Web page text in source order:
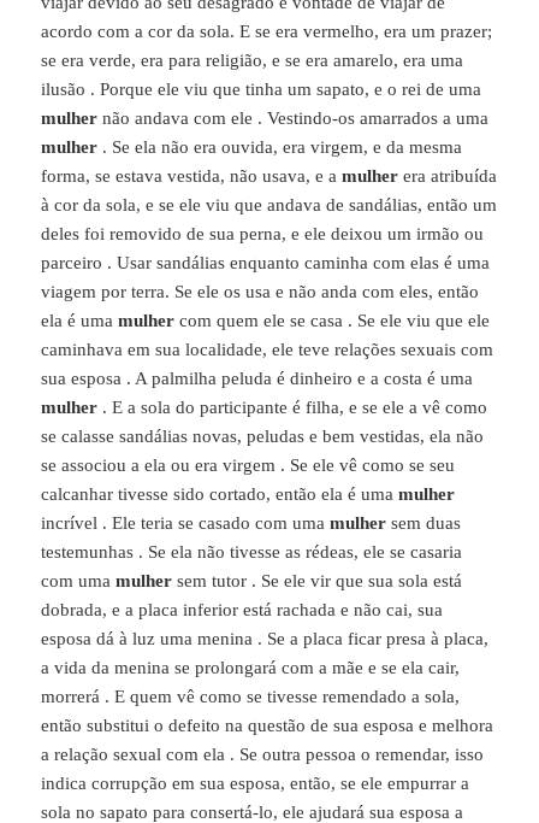
acordo com a cor da sola. E se era vermelho, era um prazer;
se era verde, era para religião, e se era amarelo, era uma
ilusão . Porque ele viu que tinha um sapato, e o rei de uma
mulher não andava com ele . Vestindo-os amarrados a uma
mulher . Se ela não era ouvida, era virgem, e da mesma
forma, se estava vestida, não usava, e amulher era atribuída
à cor da sola, e se ele viu que andava de sandálias, então um
deles foi removido de sua perna, e ele deixou um irmão ou
parceiro . Usar sandálias enquanto caminha com elas é uma
viagem por terra. Se ele os usa e não anda com eles, então
ela é umamulher com quem ele se casa . Se ele viu que ele
caminhava em sua localidade, ele teve relações sexuais com
sua esposa . A palmilha peluda é dinheiro e a costa é uma
mulher . E a sola do participante é filha, e se ele a vê como
se calasse sandálias novas, peludas e bem vestidas, ela não
se associou a ela ou era virgem . Se ele vê como se seu
calcanhar tivesse sido cortado, então ela é umamulher
incrível . Ele teria se casado com umamulher sem duas
testemunhas . Se ela não tivesse as rédeas, ele se casaria
com umamulher sem tutor . Se ele vir que sua sola está
dobrada, e a placa inferior está rachada e não cai, sua
esposa dá à luz uma menina . Se a placa ficar presa à placa,
a vida da menina se prolongará com a mãe e se ela cair,
morrerá . E quem vê como se tivesse remendado a sola,
então substitui o defeito na questão de sua esposa e melhora
a relação sexual com ela . Se outra pessoa o remendar, isso
indica corrupção em sua esposa, então, se ele empurrar a
sola no sapato para consertá-lo, ele ajudará sua esposa a